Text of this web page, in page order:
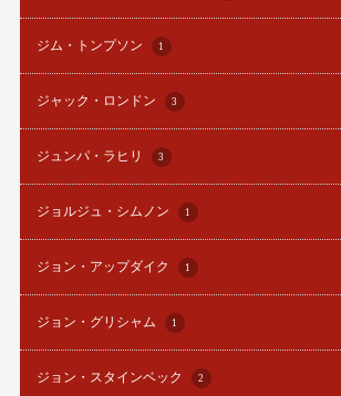
ジム・トンプソン 1
ジャック・ロンドン 3
ジュンパ・ラヒリ 3
ジョルジュ・シムノン 1
ジョン・アップダイク 1
ジョン・グリシャム 1
ジョン・スタインベック 2